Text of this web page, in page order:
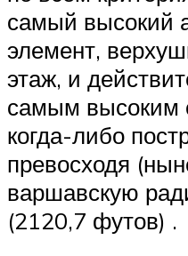
самый высокий
элемент,
этаж, и
самым высоким
когда-либо
превосходя
варшавскую
(2120,7 футов) .